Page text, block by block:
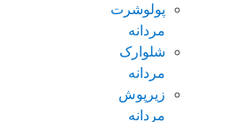
پولوشرت
مردانه
شلوارک
مردانه
زیرپوش
مردانه